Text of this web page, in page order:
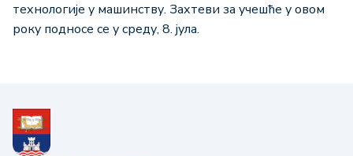
технологије у машинству. Захтеви за учешће у овом
року подносе се у среду, 8. јула.